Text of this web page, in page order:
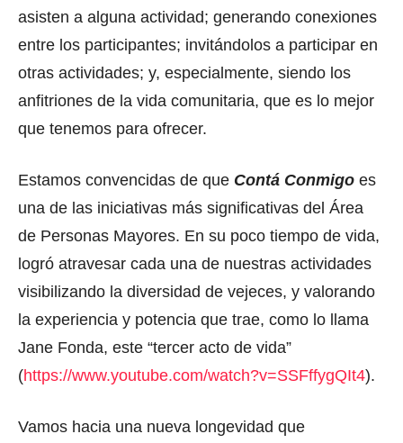
asisten a alguna actividad; generando conexiones
entre los participantes; invitándolos a participar en
otras actividades; y, especialmente, siendo los
anfitriones de la vida comunitaria, que es lo mejor
que tenemos para ofrecer.
Estamos convencidas de que Contá Conmigo es
una de las iniciativas más significativas del Área
de Personas Mayores. En su poco tiempo de vida,
logró atravesar cada una de nuestras actividades
visibilizando la diversidad de vejeces, y valorando
la experiencia y potencia que trae, como lo llama
Jane Fonda, este “tercer acto de vida”
(https://www.youtube.com/watch?v=SSFffygQIt4).
Vamos hacia una nueva longevidad que